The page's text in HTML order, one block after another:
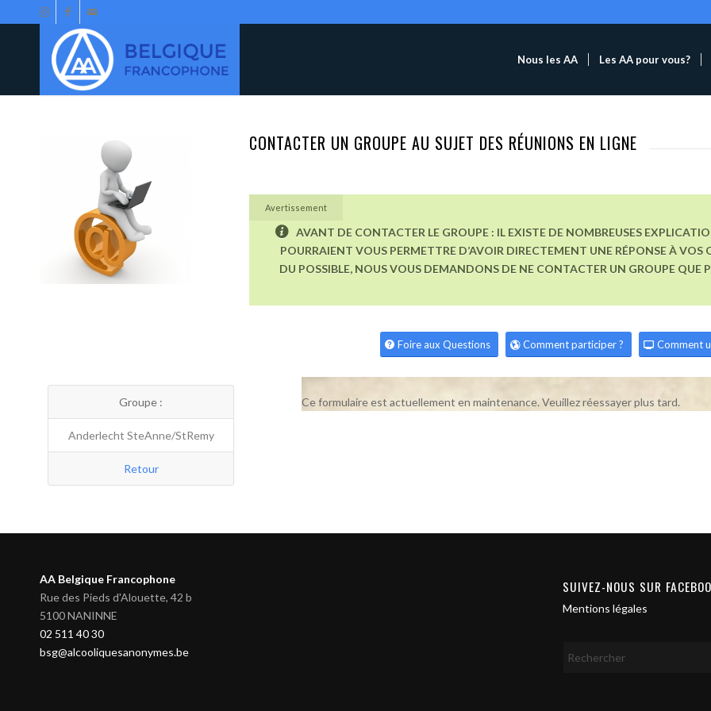
Nous les AA Les AA pour vous?
CONTACTER UN GROUPE AU SUJET DES RÉUNIONS EN LIGNE
Avertissement
AVANT DE CONTACTER LE GROUPE : IL EXISTE DE NOMBREUSES
POURRAIENT VOUS PERMETTRE D’AVOIR DIRECTEMENT UNE RÉPONSE À VOS
DU POSSIBLE, NOUS VOUS DEMANDONS DE NE CONTACTER UN GROUPE QUE
Foire aux Questions Comment participer ? Comment
Groupe :
Anderlecht SteAnne/StRemy
Retour
Ce formulaire est actuellement en maintenance. Veuillez réessayer plus tard.
AA Belgique Francophone
Rue des Pieds d'Alouette, 42 b
5100 NANINNE
02 511 40 30
bsg@alcooliquesanonymes.be
SUIVEZ-NOUS SUR
Mentions légales